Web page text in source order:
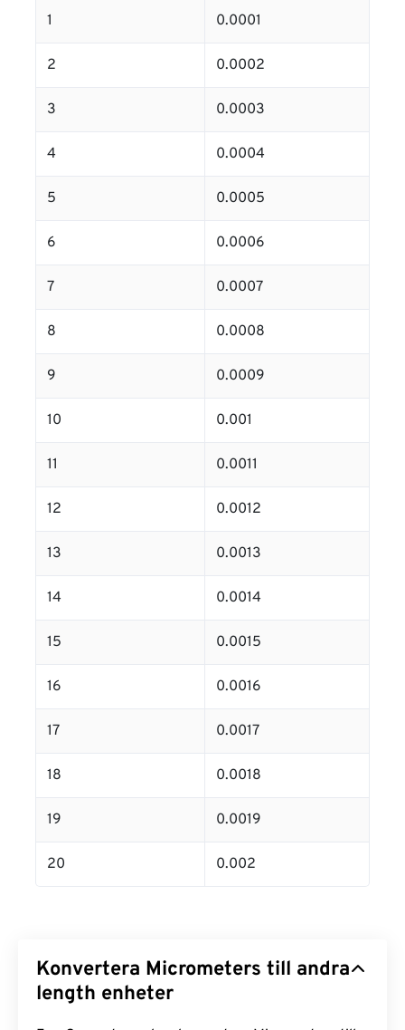
1 0.0001
2 0.0002
3 0.0003
4 0.0004
5 0.0005
6 0.0006
7 0.0007
8 0.0008
9 0.0009
10 0.001
11 0.0011
12 0.0012
13 0.0013
14 0.0014
15 0.0015
16 0.0016
17 0.0017
18 0.0018
19 0.0019
20 0.002
Konvertera Micrometers till andra
length enheter